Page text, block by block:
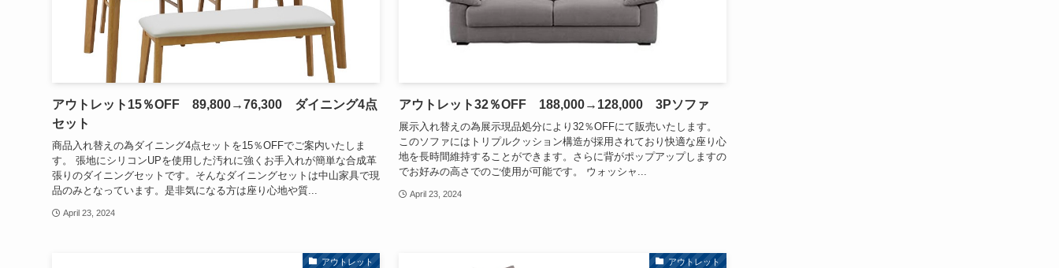
アウトレット15％OFF 89,800→76,300 ダイニング4点
セット
商品入れ替えの為ダイニング4点セットを15％OFFでご案内いたしま
す。 張地にシリコンUPを使用した汚れに強くお手入れが簡単な合成革
張りのダイニングセットです。そんなダイニングセットは中山家具で現
品のみとなっています。是非気になる方は座り心地や質...
April 23, 2024
アウトレット32％OFF 188,000→128,000 3Pソファ
展示入れ替えの為展示現品処分により32％OFFにて販売いたします。
このソファにはトリプルクッション構造が採用されており快適な座り心
地を長時間維持することができます。さらに背がポップアップしますの
でお好みの高さでのご使用が可能です。 ウォッシャ...
April 23, 2024
アウトレット アウトレット